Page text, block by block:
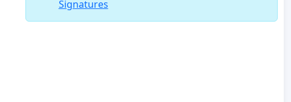
Signatures